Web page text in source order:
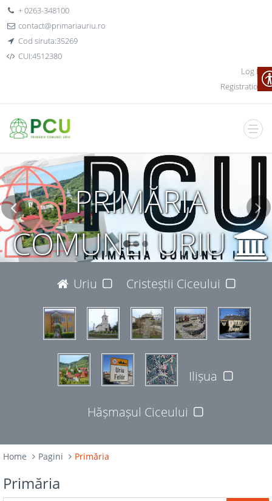
+ 0263-348100
contact@primariauriu.ro
Cod siruta:35269
CUI:4512380
Log In
Registration
PRIMĂRIA
COMUNEI URIU
JUDEȚUL BISTRIȚA-NĂSĂUD 427365
Uriu Cristeștii Ciceului
Ilișua
Hășmașul Ciceului
Home Pagini Primăria
Primăria